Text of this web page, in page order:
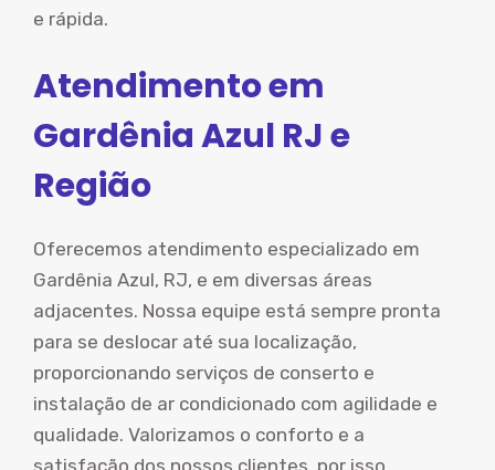
e rápida.
Atendimento em
Gardênia Azul RJ e
Região
Oferecemos atendimento especializado em
Gardênia Azul, RJ, e em diversas áreas
adjacentes. Nossa equipe está sempre pronta
para se deslocar até sua localização,
proporcionando serviços de conserto e
instalação de ar condicionado com agilidade e
qualidade. Valorizamos o conforto e a
satisfação dos nossos clientes, por isso